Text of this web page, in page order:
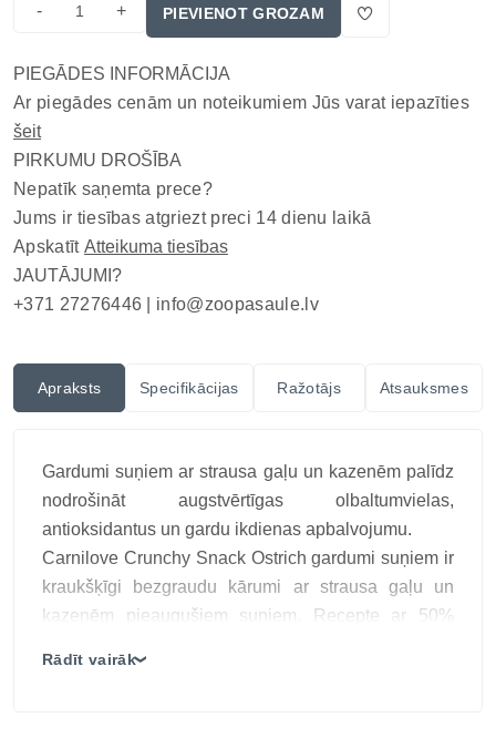
- + PIEVIENOT GROZAM
PIEGĀDES INFORMĀCIJA
Ar piegādes cenām un noteikumiem Jūs varat iepazīties
šeit
PIRKUMU DROŠĪBA
Nepatīk saņemta prece?
Jums ir tiesības atgriezt preci 14 dienu laikā
Apskatīt Atteikuma tiesības
JAUTĀJUMI?
+371 27276446 | info@zoopasaule.lv
Apraksts Specifikācijas Ražotājs Atsauksmes
Gardumi suņiem ar strausa gaļu un kazenēm palīdz
nodrošināt augstvērtīgas olbaltumvielas,
antioksidantus un gardu ikdienas apbalvojumu.
Carnilove Crunchy Snack Ostrich gardumi suņiem ir
kraukšķīgi bezgraudu kārumi ar strausa gaļu un
kazenēm pieaugušiem suņiem. Recepte ar 50%
Rādīt vairāk❯